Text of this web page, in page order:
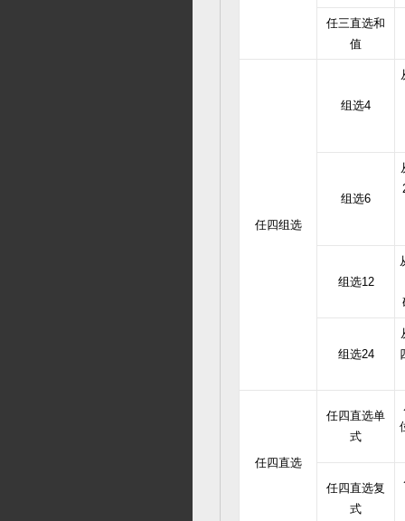
任三直选和
值
任四组选
组选4
组选6
组选12
组选24
任四直选
任四直选单
式
任四直选复
式